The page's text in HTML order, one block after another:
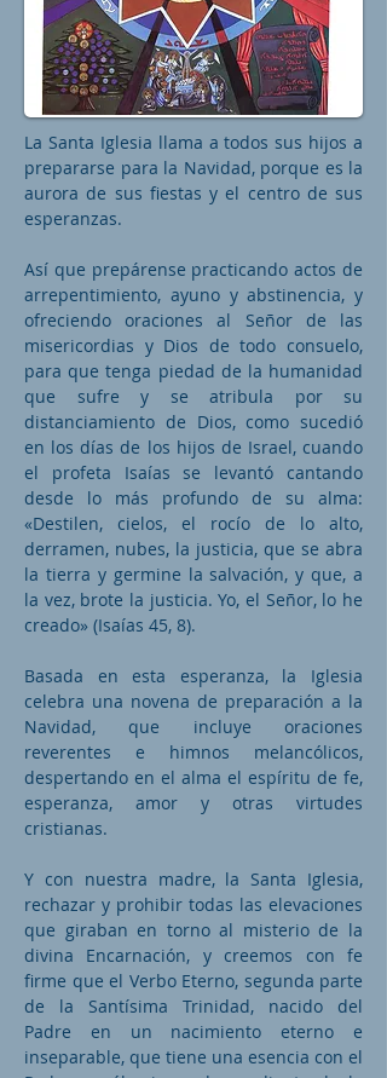
La Santa Iglesia llama a todos sus hijos a
prepararse para la Navidad, porque es la
aurora de sus fiestas y el centro de sus
esperanzas.
Así que prepárense practicando actos de
arrepentimiento, ayuno y abstinencia, y
ofreciendo oraciones al Señor de las
misericordias y Dios de todo consuelo,
para que tenga piedad de la humanidad
que sufre y se atribula por su
distanciamiento de Dios, como sucedió
en los días de los hijos de Israel, cuando
el profeta Isaías se levantó cantando
desde lo más profundo de su alma:
«Destilen, cielos, el rocío de lo alto,
derramen, nubes, la justicia, que se abra
la tierra y germine la salvación, y que, a
la vez, brote la justicia. Yo, el Señor, lo he
creado» (Isaías 45, 8).
Basada en esta esperanza, la Iglesia
celebra una novena de preparación a la
Navidad, que incluye oraciones
reverentes e himnos melancólicos,
despertando en el alma el espíritu de fe,
esperanza, amor y otras virtudes
cristianas.
Y con nuestra madre, la Santa Iglesia,
rechazar y prohibir todas las elevaciones
que giraban en torno al misterio de la
divina Encarnación, y creemos con fe
firme que el Verbo Eterno, segunda parte
de la Santísima Trinidad, nacido del
Padre en un nacimiento eterno e
inseparable, que tiene una esencia con el